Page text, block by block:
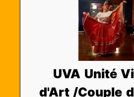
UVA Unité
d'Art /Couple